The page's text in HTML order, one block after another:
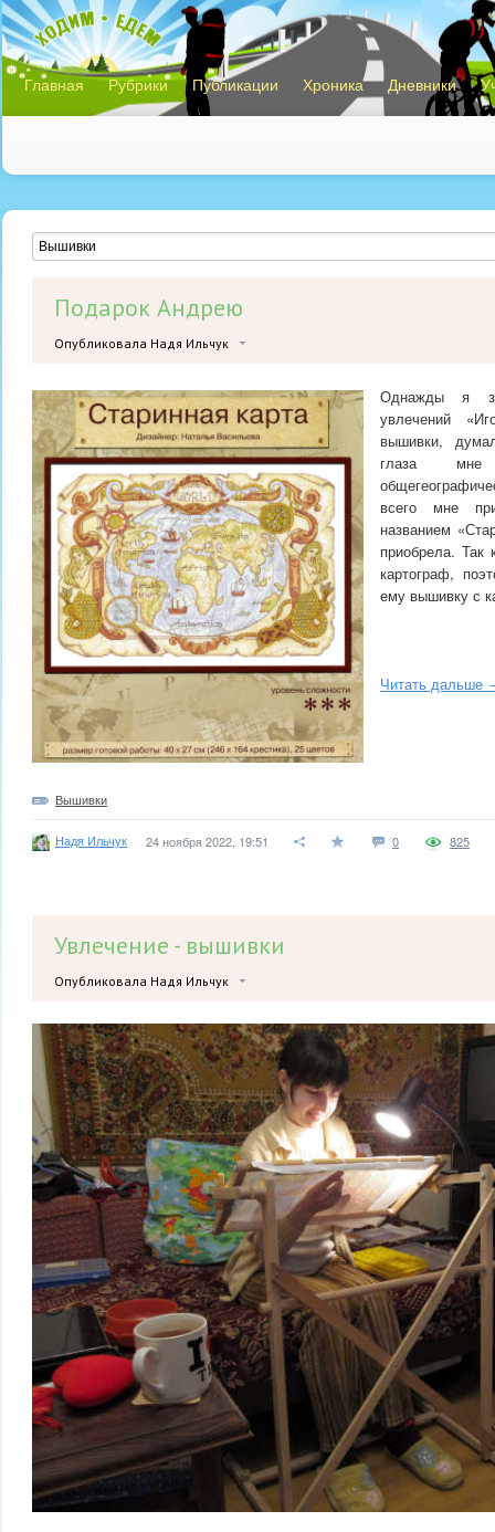
Главная Рубрики Публикации Хроника Дневники
Подарок Андрею
Опубликовала Надя Ильчук
Однажды я
увлечений
вышивки,
глаза мне
всего мне
названием
приобрела. Так
картограф,
ему вышивку с
Читать дальше
Вышивки
Надя Ильчук 24 ноября 2022, 19:51 0 825
Увлечение - вышивки
Опубликовала Надя Ильчук